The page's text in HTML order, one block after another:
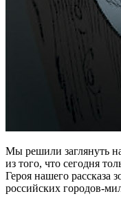
Мы решили заглянуть
из того, что сегодня
Героя нашего рассказа
российских городов-